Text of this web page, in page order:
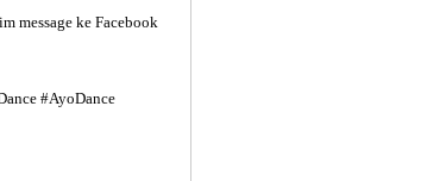
message ke Facebook
#AyoDance